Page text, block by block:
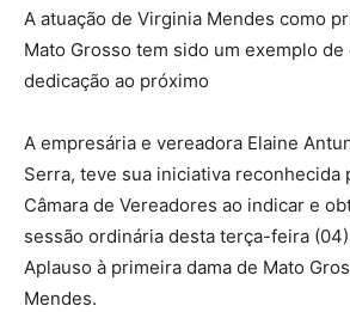
A atuação de Virginia Mendes como
Mato Grosso tem sido um exemplo
dedicação ao próximo
A empresária e vereadora Elaine
Serra, teve sua iniciativa reconhecida
Câmara de Vereadores ao indicar e
sessão ordinária desta terça-feira
Aplauso à primeira dama de Mato
Mendes.